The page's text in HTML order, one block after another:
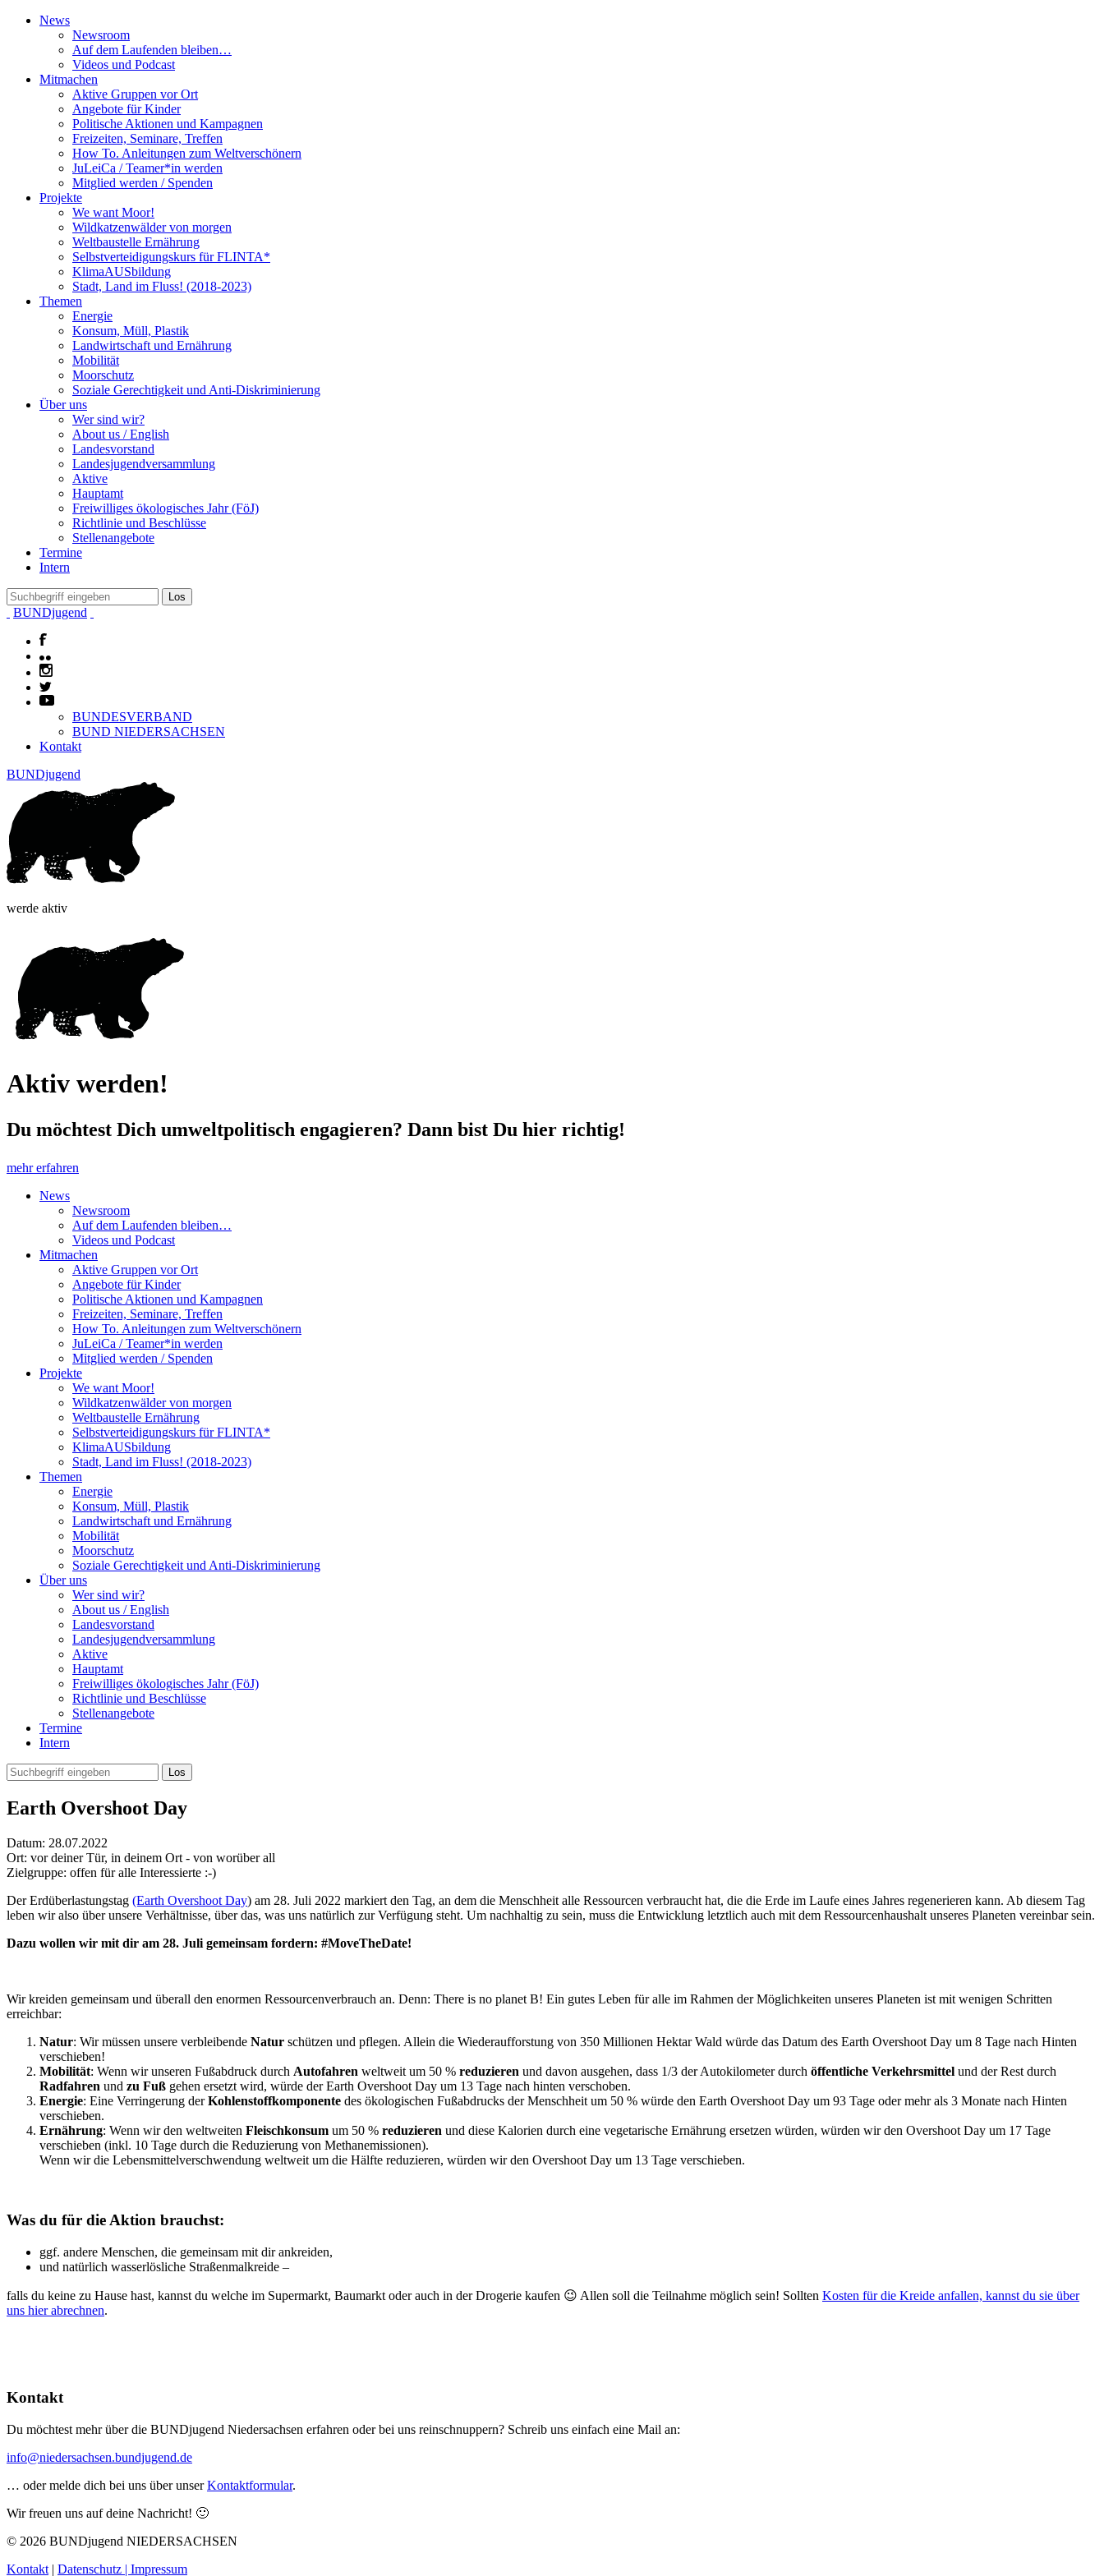
News
Newsroom
Auf dem Laufenden bleiben…
Videos und Podcast
Mitmachen
Aktive Gruppen vor Ort
Angebote für Kinder
Politische Aktionen und Kampagnen
Freizeiten, Seminare, Treffen
How To. Anleitungen zum Weltverschönern
JuLeiCa / Teamer*in werden
Mitglied werden / Spenden
Projekte
We want Moor!
Wildkatzenwälder von morgen
Weltbaustelle Ernährung
Selbstverteidigungskurs für FLINTA*
KlimaAUSbildung
Stadt, Land im Fluss! (2018-2023)
Themen
Energie
Konsum, Müll, Plastik
Landwirtschaft und Ernährung
Mobilität
Moorschutz
Soziale Gerechtigkeit und Anti-Diskriminierung
Über uns
Wer sind wir?
About us / English
Landesvorstand
Landesjugendversammlung
Aktive
Hauptamt
Freiwilliges ökologisches Jahr (FöJ)
Richtlinie und Beschlüsse
Stellenangebote
Termine
Intern
BUNDjugend
BUNDESVERBAND
BUND NIEDERSACHSEN
Kontakt
BUNDjugend
werde aktiv
Aktiv werden!
Du möchtest Dich umweltpolitisch engagieren? Dann bist Du hier richtig!
mehr erfahren
News
Newsroom
Auf dem Laufenden bleiben…
Videos und Podcast
Mitmachen
Aktive Gruppen vor Ort
Angebote für Kinder
Politische Aktionen und Kampagnen
Freizeiten, Seminare, Treffen
How To. Anleitungen zum Weltverschönern
JuLeiCa / Teamer*in werden
Mitglied werden / Spenden
Projekte
We want Moor!
Wildkatzenwälder von morgen
Weltbaustelle Ernährung
Selbstverteidigungskurs für FLINTA*
KlimaAUSbildung
Stadt, Land im Fluss! (2018-2023)
Themen
Energie
Konsum, Müll, Plastik
Landwirtschaft und Ernährung
Mobilität
Moorschutz
Soziale Gerechtigkeit und Anti-Diskriminierung
Über uns
Wer sind wir?
About us / English
Landesvorstand
Landesjugendversammlung
Aktive
Hauptamt
Freiwilliges ökologisches Jahr (FöJ)
Richtlinie und Beschlüsse
Stellenangebote
Termine
Intern
Earth Overshoot Day
Datum: 28.07.2022
Ort: vor deiner Tür, in deinem Ort - von worüber all
Zielgruppe: offen für alle Interessierte :-)
Der Erdüberlastungstag (Earth Overshoot Day) am 28. Juli 2022 markiert den Tag, an dem die Menschheit alle Ressourcen verbraucht hat, die die Erde im Laufe eines Jahres regenerieren kann. Ab diesem Tag
leben wir also über unsere Verhältnisse, über das, was uns natürlich zur Verfügung steht. Um nachhaltig zu sein, muss die Entwicklung letztlich auch mit dem Ressourcenhaushalt unseres Planeten vereinbar sein.
Dazu wollen wir mit dir am 28. Juli gemeinsam fordern: #MoveTheDate!
Wir kreiden gemeinsam und überall den enormen Ressourcenverbrauch an. Denn: There is no planet B! Ein gutes Leben für alle im Rahmen der Möglichkeiten unseres Planeten ist mit wenigen Schritten
erreichbar:
Natur: Wir müssen unsere verbleibende Natur schützen und pflegen. Allein die Wiederaufforstung von 350 Millionen Hektar Wald würde das Datum des Earth Overshoot Day um 8 Tage nach Hinten
verschieben!
Mobilität: Wenn wir unseren Fußabdruck durch Autofahren weltweit um 50 % reduzieren und davon ausgehen, dass 1/3 der Autokilometer durch öffentliche Verkehrsmittel und der Rest durch
Radfahren und zu Fuß gehen ersetzt wird, würde der Earth Overshoot Day um 13 Tage nach hinten verschoben.
Energie: Eine Verringerung derKohlenstoffkomponente des ökologischen Fußabdrucks der Menschheit um 50 % würde den Earth Overshoot Day um 93 Tage oder mehr als 3 Monate nach Hinten
verschieben.
Ernährung: Wenn wir den weltweiten Fleischkonsum um 50 % reduzieren und diese Kalorien durch eine vegetarische Ernährung ersetzen würden, würden wir den Overshoot Day um 17 Tage
verschieben (inkl. 10 Tage durch die Reduzierung von Methanemissionen).
Wenn wir die Lebensmittelverschwendung weltweit um die Hälfte reduzieren, würden wir den Overshoot Day um 13 Tage verschieben.
Was du für die Aktion brauchst:
ggf. andere Menschen, die gemeinsam mit dir ankreiden,
und natürlich wasserlösliche Straßenmalkreide –
falls du keine zu Hause hast, kannst du welche im Supermarkt, Baumarkt oder auch in der Drogerie kaufen 😉 Allen soll die Teilnahme möglich sein! Sollten Kosten für die Kreide anfallen, kannst du sie über
uns hier abrechnen.
Kontakt
Du möchtest mehr über die BUNDjugend Niedersachsen erfahren oder bei uns reinschnuppern? Schreib uns einfach eine Mail an:
info@niedersachsen.bundjugend.de
… oder melde dich bei uns über unserKontaktformular.
Wir freuen uns auf deine Nachricht! 🙂
© 2026 BUNDjugend NIEDERSACHSEN
Kontakt | Datenschutz | Impressum